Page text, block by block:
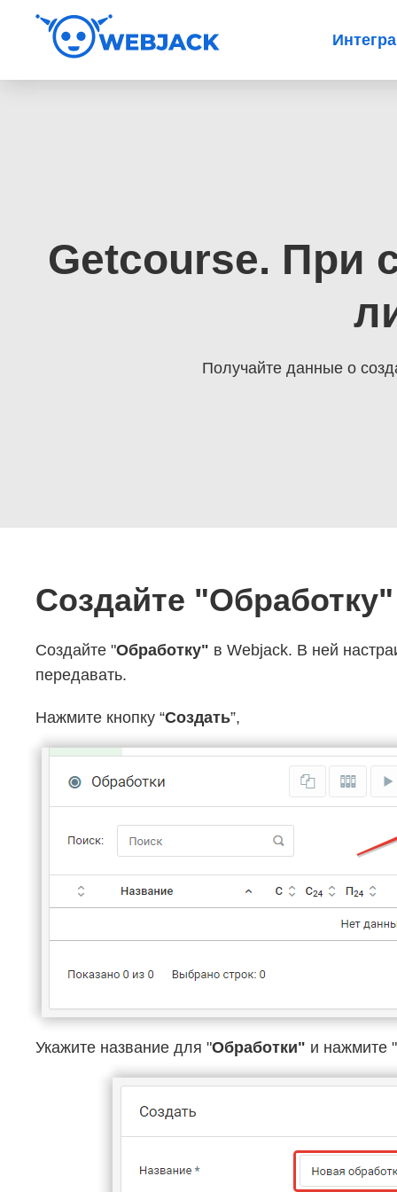
Getcourse. При
Получайте данные о
Создайте "Обработку"
Создайте "Обработку" в Webjack. В ней
передавать.
Нажмите кнопку “Создать”,
Укажите название для "Обработки" и нажмите "